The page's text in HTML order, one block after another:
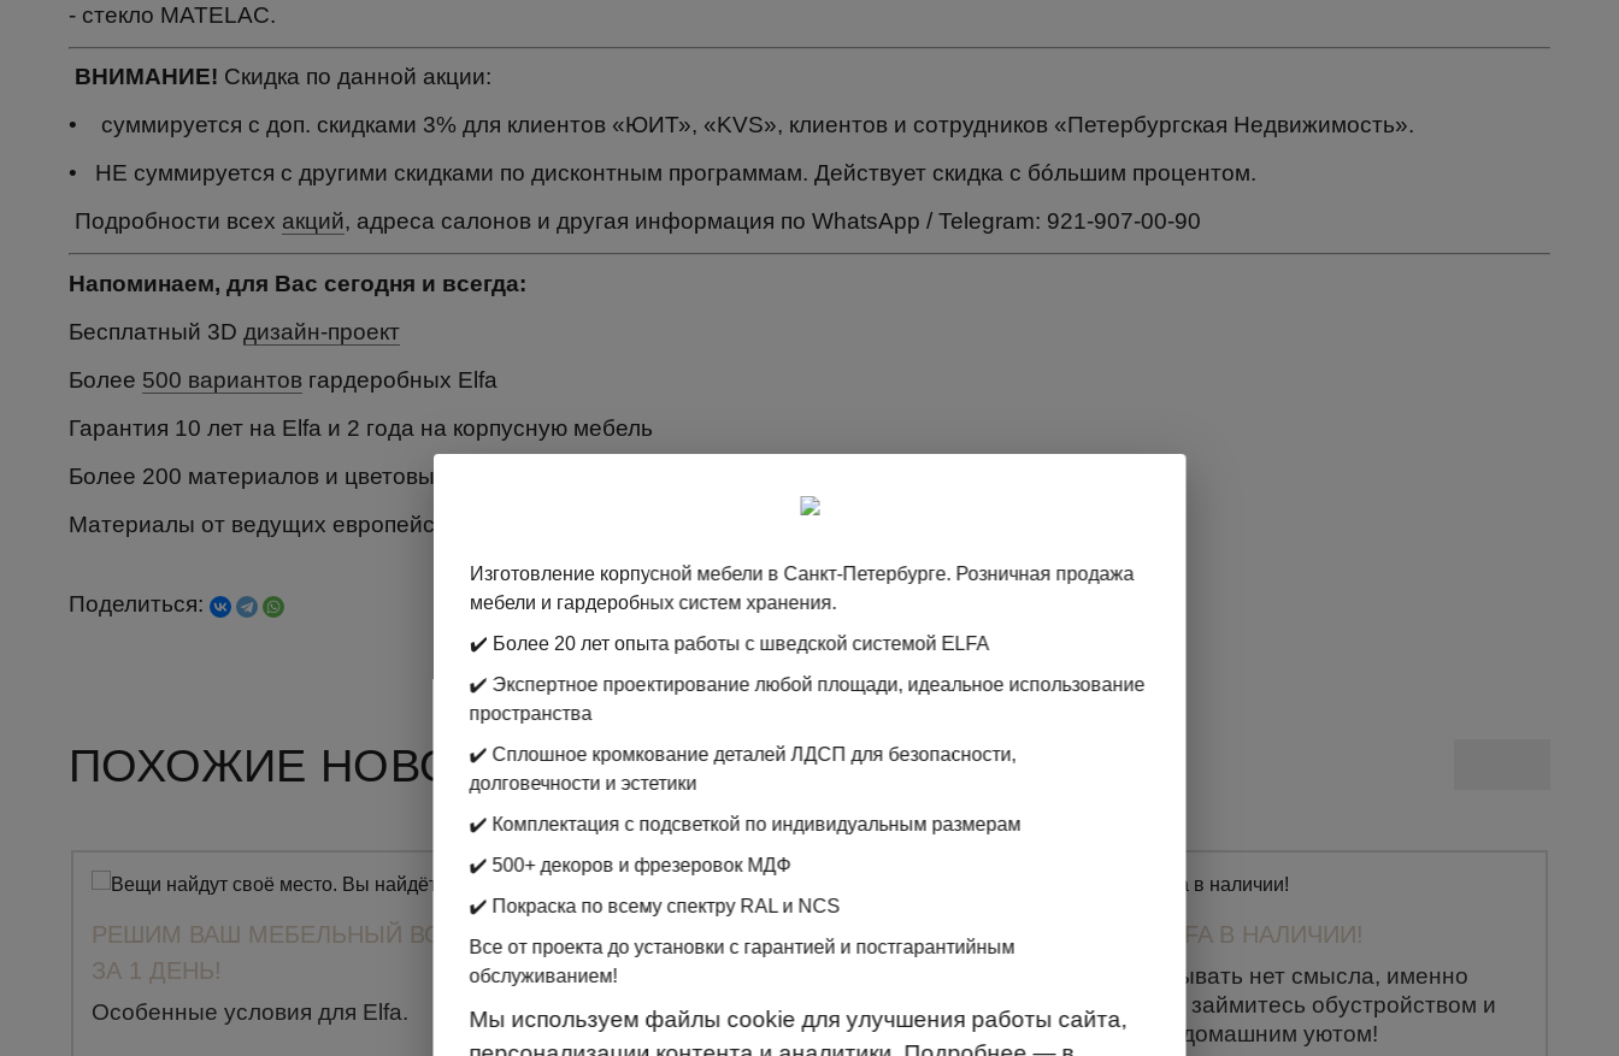
- стекло MATELAC.
ВНИМАНИЕ! Скидка по данной акции:
• суммируется с доп. скидками 3% для клиентов «ЮИТ», «KVS», клиентов и сотрудников «Петербургская Недвижимость».
• НЕ суммируется с другими скидками по дисконтным программам. Действует скидка с бóльшим процентом.
Подробности всех акций, адреса салонов и другая информация по WhatsApp / Telegram: 921-907-00-90
Напоминаем, для Вас сегодня и всегда:
Бесплатный 3D дизайн-проект
Более 500 вариантов гардеробных Elfa
Гарантия 10 лет на Elfa и 2 года на корпусную мебель
Более 200 материалов и цветовых решений на выбор
Материалы от ведущих европейских производителей
Поделиться:
ПОХОЖИЕ НОВОСТИ
РЕШИМ ВАШ МЕБЕЛЬНЫЙ ВОПРОС
ЗА 1 ДЕНЬ!
Особенные условия для Elfа.
CLADER СОТРУДНИЧАЕТ С
ПЕТЕРБУРГА
ВСЯ ELFA В НАЛИЧИИ!
Откладывать нет смысла, именно
сегодня займитесь обустройством и
Вашим домашним уютом!
Изготовление корпусной мебели в Санкт-Петербурге. Розничная продажа
мебели и гардеробных систем хранения.
✔️ Более 20 лет опыта работы с шведской системой ELFA
✔️ Экспертное проектирование любой площади, идеальное использование
пространства
✔️ Сплошное кромкование деталей ЛДСП для безопасности,
долговечности и эстетики
✔️ Комплектация с подсветкой по индивидуальным размерам
✔️ 500+ декоров и фрезеровок МДФ
✔️ Покраска по всему спектру RAL и NCS
Все от проекта до установки с гарантией и постгарантийным
обслуживанием!
Мы используем файлы cookie для улучшения работы сайта,